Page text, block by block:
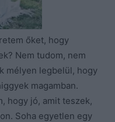
őket, hogy
Nem tudom, nem
mélyen legbelül, hogy
magamban.
hogy jó, amit teszek,
Soha egyetlen egy